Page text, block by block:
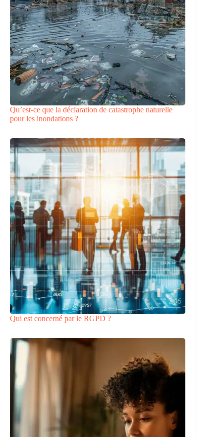
Qu’est-ce que la déclaration de catastrophe naturelle
pour les inondations ?
Qui est concerné par le RGPD ?